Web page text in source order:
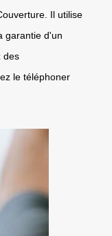
Il utilise
garantie d'un
des
le téléphoner